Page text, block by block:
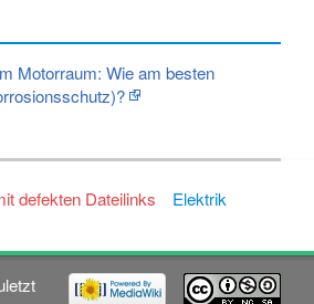
Motorraum: Wie am besten
defekten Dateilinks Elektrik